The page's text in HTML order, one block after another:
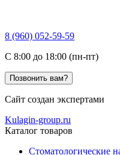
8 (960) 052-59-59
C 8:00 до 18:00 (пн-пт)
Позвонить вам?
Сайт создан экспертами
Kulagin-group.ru
Каталог товаров
Стоматологические